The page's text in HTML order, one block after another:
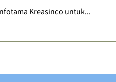
Kreasindo untuk...